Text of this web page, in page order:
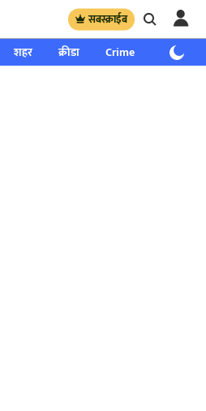
सबस्क्राईब
शहर क्रीडा Crime साप्ताहिक